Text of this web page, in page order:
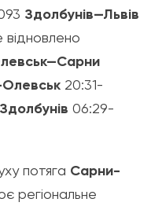
Здолбунів—Львів
відновлено
20:31-
06:29-
потяга Сарни-
регіональне